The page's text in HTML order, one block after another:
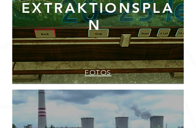
EXTRAKTIONSPLA
N
FOTOS